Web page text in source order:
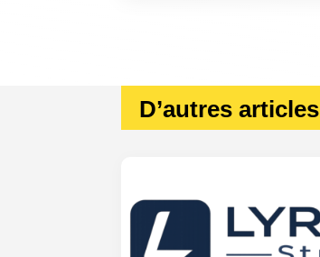
D’autres articles